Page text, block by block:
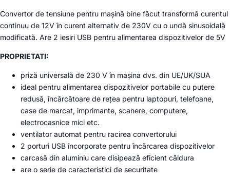
Convertor de tensiune pentru mașină bine făcut transformă curentul
continuu de 12V în curent alternativ de 230V cu o undă sinusoidală
modificată. Are 2 iesiri USB pentru alimentarea dispozitivelor de 5V
PROPRIETATI:
priză universală de 230 V în mașina dvs. din UE/UK/SUA
ideal pentru alimentarea dispozitivelor portabile cu putere
redusă, încărcătoare de rețea pentru laptopuri, telefoane,
case de marcat, imprimante, scanere, computere,
electrocasnice mici etc.
ventilator automat pentru racirea convertorului
2 porturi USB încorporate pentru încărcarea dispozitivelor
carcasă din aluminiu care disipează eficient căldura
are o serie de caracteristici de securitate